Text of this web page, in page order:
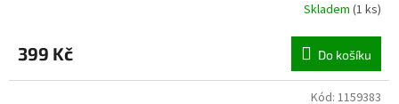
Skladem (1 ks)
399 Kč Do košíku
Kód: 1159383